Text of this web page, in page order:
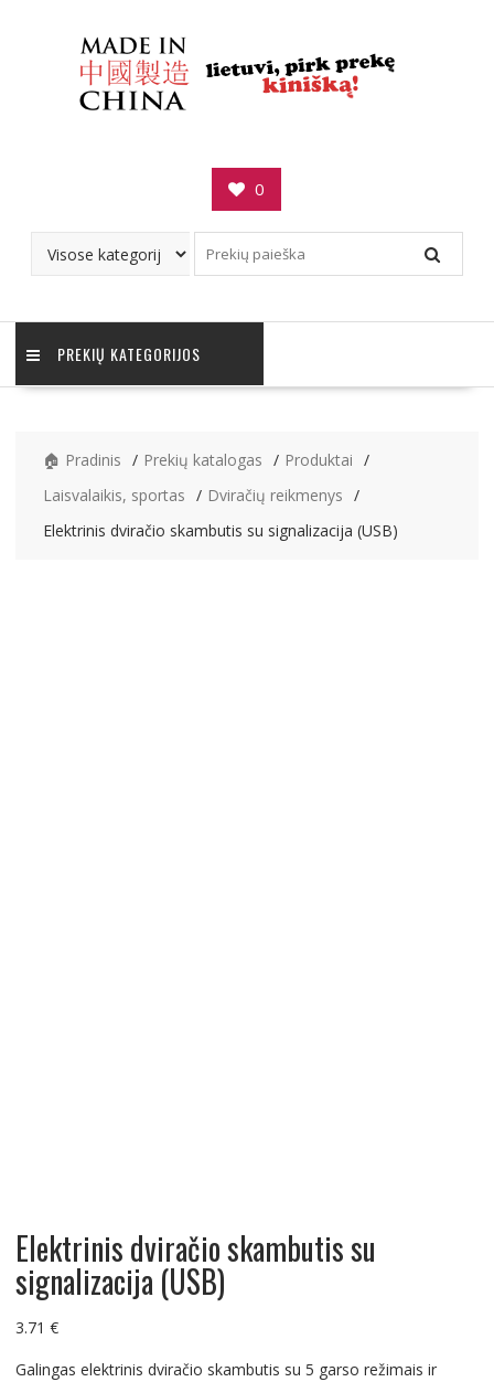
0
PREKIŲ KATEGORIJOS
🏠 Pradinis Prekių katalogas
Produktai
Laisvalaikis, sportas
Dviračių reikmenys
Elektrinis dviračio skambutis su signalizacija (USB)
Elektrinis dviračio skambutis su
signalizacija (USB)
3.71 €
Galingas elektrinis dviračio skambutis su 5 garso režimais ir